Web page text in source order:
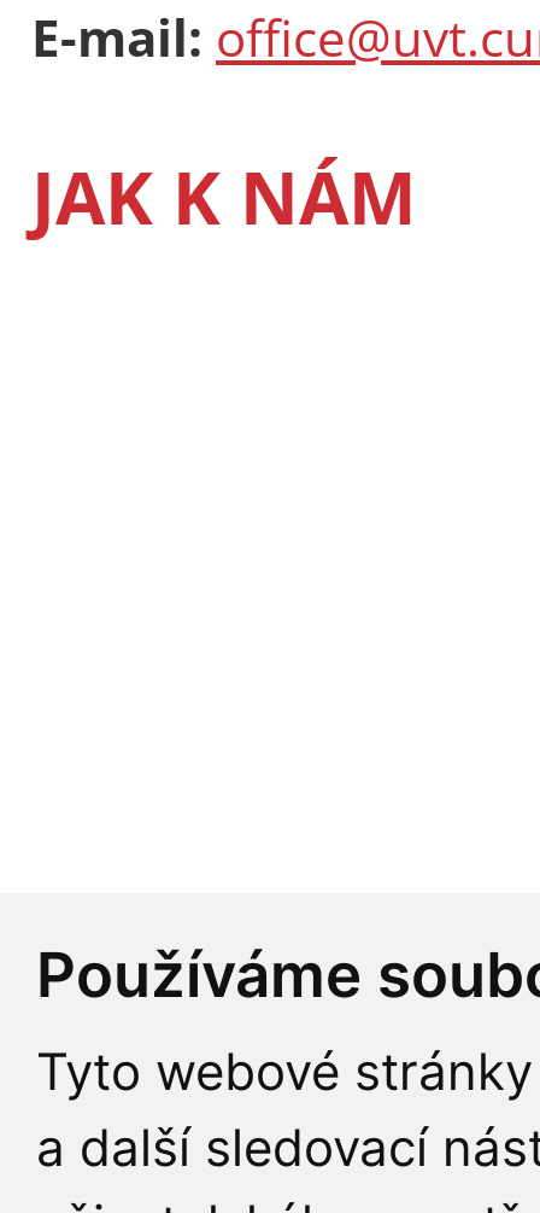
Používáme
Tyto webové
a další sledovací
E-mail:
JAK K NÁM
© 2026 Ústav